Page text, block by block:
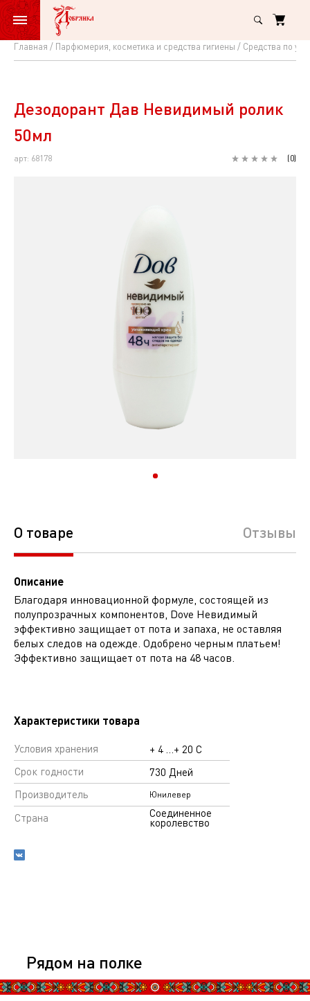
Главная Парфюмерия, косметика и средства гигиены Средства по
Дезодорант
Невидимый
ролик
50мл
Дезодорант Дав Невидимый ролик
50мл
арт: 68178 (0)
О товаре Отзывы
Описание
Благодаря инновационной формуле, состоящей из
полупрозрачных компонентов, Dove Невидимый
эффективно защищает от пота и запаха, не оставляя
белых следов на одежде. Одобрено черным платьем!
Эффективно защищает от пота на 48 часов.
Характеристики товара
Условия хранения
+ 4 …+ 20 С
Срок годности
730 Дней
Производитель
Юнилевер
Страна Соединенное
королевство
Рядом на полке